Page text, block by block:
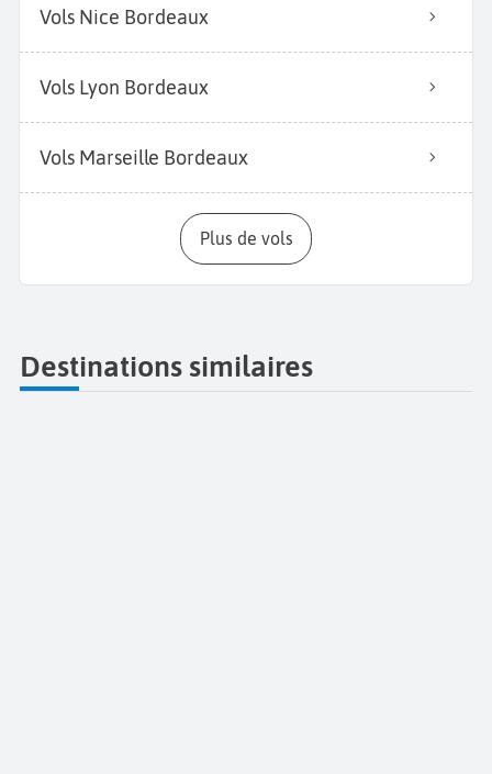
Vols Nice Bordeaux
Vols Lyon Bordeaux
Vols Marseille Bordeaux
Plus de vols
Destinations similaires